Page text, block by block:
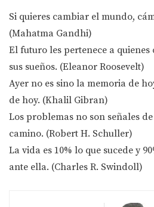
Si quieres cambiar el mundo,
(Mahatma Gandhi)
El futuro les pertenece a
sus sueños. (Eleanor Roosevelt)
Ayer no es sino la memoria de
de hoy. (Khalil Gibran)
Los problemas no son señales
camino. (Robert H. Schuller)
La vida es 10% lo que sucede y
ante ella. (Charles R. Swindoll)